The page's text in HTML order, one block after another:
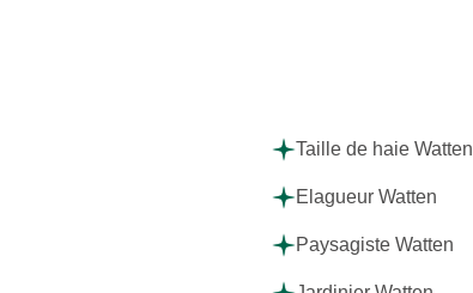
Taille de haie Watten
Elagueur Watten
Paysagiste Watten